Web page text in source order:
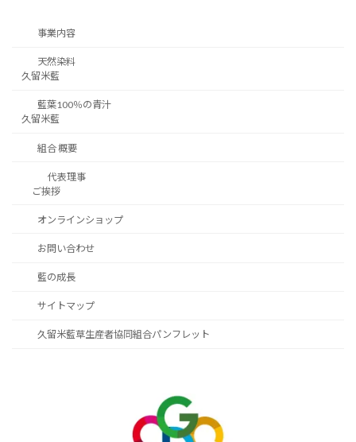
事業内容
天然染料
久留米藍
藍葉100％の青汁
久留米藍
組合 概要
代表理事
ご挨拶
オンラインショップ
お問い合わせ
藍の成長
サイトマップ
久留米藍草生産者協同組合パンフレット